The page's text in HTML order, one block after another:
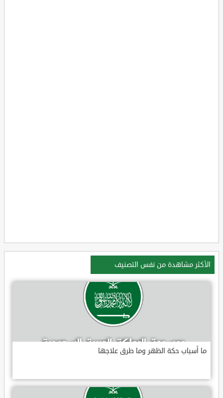
الأكثر مشاهدة من نفس التصنيف
ما أسباب حكة الظهر وما طرق علاجها